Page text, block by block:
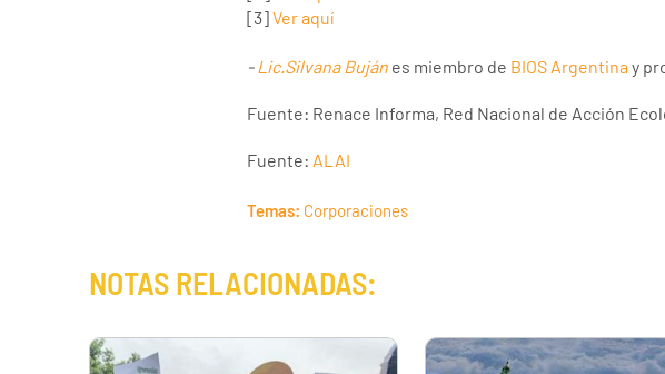
[3]Ver aquí
-Lic.Silvana Buján es miembro de BIOS Argentinay
Fuente: Renace Informa, Red Nacional de Acción
Fuente: ALAI
Temas: Corporaciones
NOTAS RELACIONADAS: